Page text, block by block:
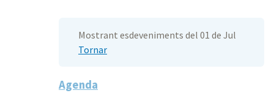
Mostrant esdeveniments del 01 de Jul
Tornar
Agenda